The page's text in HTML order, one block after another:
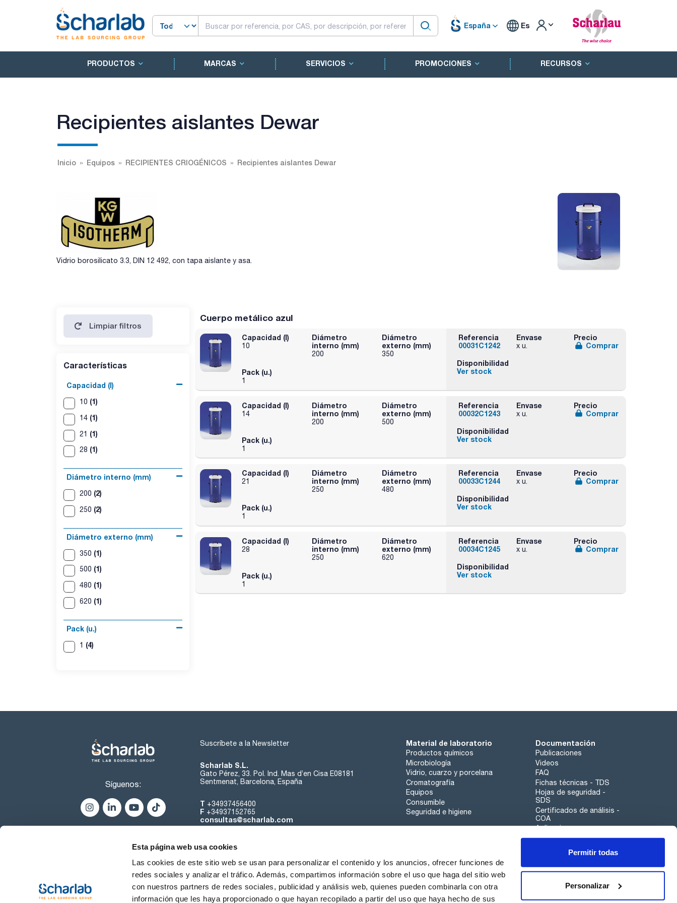
Esta página web usa cookies
Las cookies de este sitio web se usan para personalizar el contenido y los anuncios, ofrecer funciones de
redes sociales y analizar el tráfico. Además, compartimos información sobre el uso que haga del sitio web
con nuestros partners de redes sociales, publicidad y análisis web, quienes pueden combinarla con otra
información que les haya proporcionado o que hayan recopilado a partir del uso que haya hecho de sus
Permitir todas
Personalizar
España Es
PRODUCTOS MARCAS SERVICIOS PROMOCIONES RECURSOS
Recipientes aislantes Dewar
Inicio Equipos RECIPIENTES CRIOGÉNICOS Recipientes aislantes Dewar
Vidrio borosilicato 3.3, DIN 12 492, con tapa aislante y asa.
Limpiar filtros
Características
Capacidad (l)
10 (1)
14 (1)
21 (1)
28 (1)
Diámetro interno (mm)
200 (2)
250 (2)
Diámetro externo (mm)
350 (1)
500 (1)
480 (1)
620 (1)
Pack (u.)
1 (4)
Cuerpo metálico azul
Capacidad (l)
10
Diámetro
interno (mm)
200
Diámetro
externo (mm)
350
Pack (u.)
1
Referencia
00031C1242
Envase
x u.
Precio
Comprar
Disponibilidad
Ver stock
Capacidad (l)
14
Diámetro
interno (mm)
200
Diámetro
externo (mm)
500
Pack (u.)
1
Referencia
00032C1243
Envase
x u.
Precio
Comprar
Disponibilidad
Ver stock
Capacidad (l)
21
Diámetro
interno (mm)
250
Diámetro
externo (mm)
480
Pack (u.)
1
Referencia
00033C1244
Envase
x u.
Precio
Comprar
Disponibilidad
Ver stock
Capacidad (l)
28
Diámetro
interno (mm)
250
Diámetro
externo (mm)
620
Pack (u.)
1
Referencia
00034C1245
Envase
x u.
Precio
Comprar
Disponibilidad
Ver stock
Síguenos:
Suscríbete a la Newsletter
Scharlab S.L.
Gato Pérez, 33. Pol. Ind. Mas d’en Cisa E08181
Sentmenat, Barcelona, España
T +34937456400
F +34937152765
consultas@scharlab.com
Material de laboratorio
Productos químicos
Microbiología
Vidrio, cuarzo y porcelana
Cromatografía
Equipos
Consumible
Seguridad e higiene
Documentación
Publicaciones
Videos
FAQ
Fichas técnicas - TDS
Hojas de seguridad -
SDS
Certificados de análisis -
COA
Aplicaciones
Tabla Periódica
Canal de denuncias
Sobre nosotros Contacta Noticias Trabaja con nosotros